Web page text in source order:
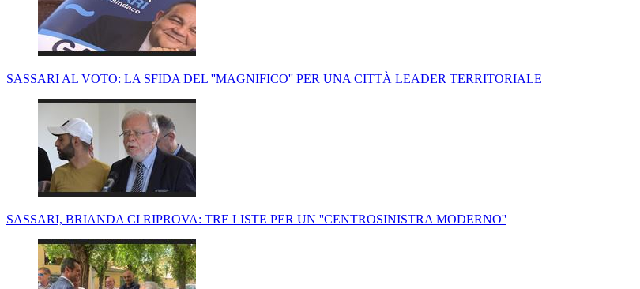
SASSARI AL VOTO: LA SFIDA DEL ''MAGNIFICO'' PER UNA CITTÀ LEADER TERRITORIALE
SASSARI, BRIANDA CI RIPROVA: TRE LISTE PER UN ''CENTROSINISTRA MODERNO''